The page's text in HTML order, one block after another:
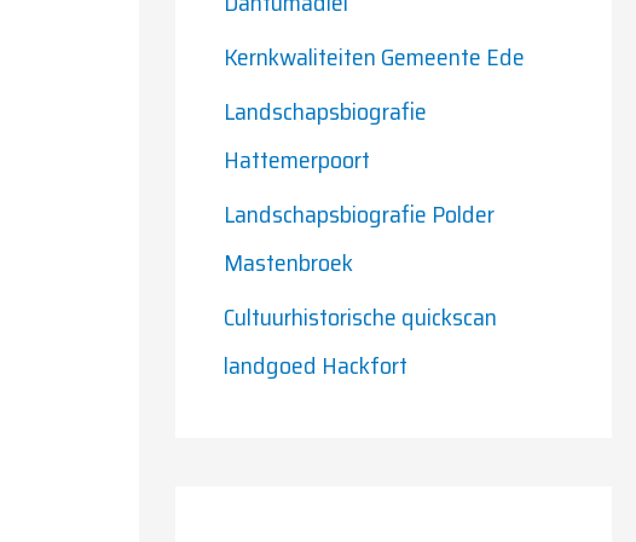
r
:Kernkwaliteiten Gemeente Ede
Landschapsbiografie
Hattemerpoort
Landschapsbiografie Polder
Mastenbroek
Cultuurhistorische quickscan
landgoed Hackfort